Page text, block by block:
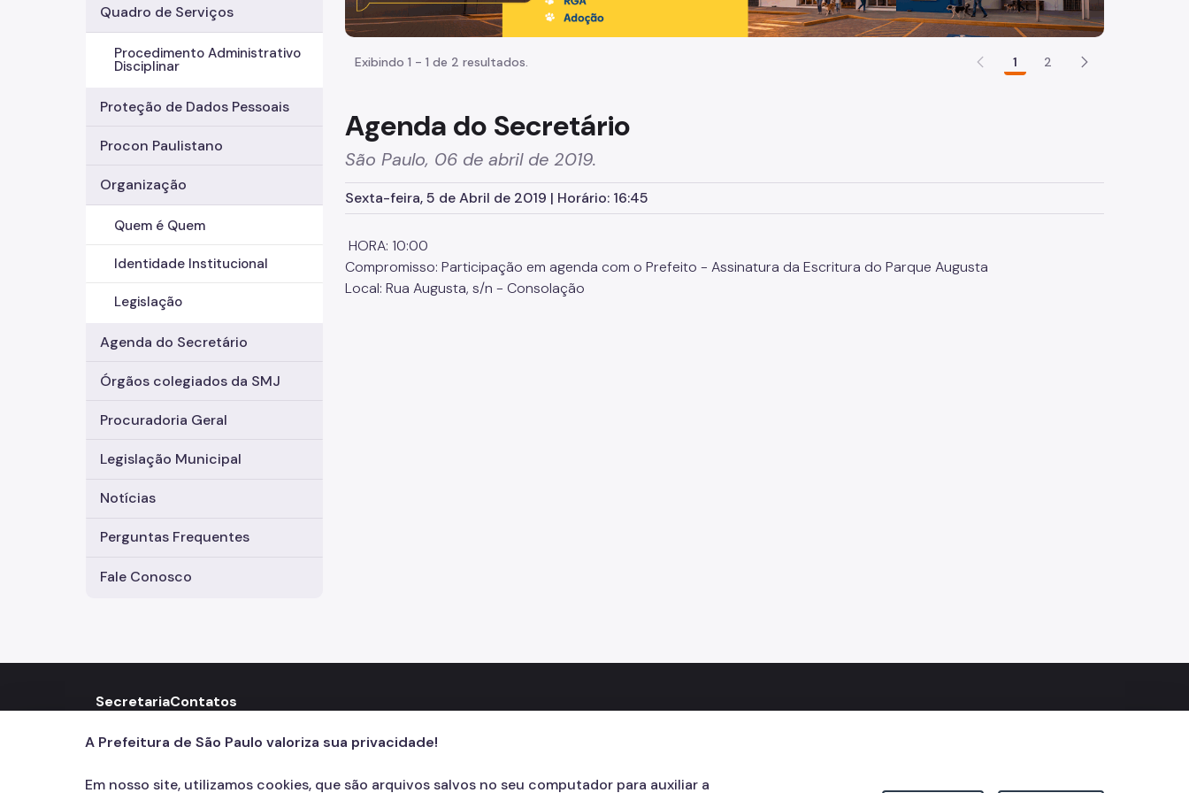
Quadro de Serviços
Procedimento Administrativo
Disciplinar
Proteção de Dados Pessoais
Procon Paulistano
Organização
Quem é Quem
Identidade Institucional
Legislação
Agenda do Secretário
Órgãos colegiados da SMJ
Procuradoria Geral
Legislação Municipal
Notícias
Perguntas Frequentes
Fale Conosco
Exibindo 1 - 1 de 2 resultados. 1 2
Agenda do Secretário
São Paulo, 06 de abril de 2019.
Sexta-feira, 5 de Abril de 2019 | Horário: 16:45
HORA: 10:00
Compromisso: Participação em agenda com o Prefeito - Assinatura da Escritura do Parque Augusta
Local: Rua Augusta, s/n - Consolação
SecretariaContatos
A Prefeitura de São Paulo valoriza sua privacidade!
Em nosso site, utilizamos cookies, que são arquivos salvos no seu computador para auxiliar a